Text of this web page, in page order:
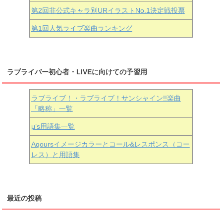
第2回非公式キャラ別URイラストNo.1決定戦投票
第1回人気ライブ楽曲ランキング
ラブライバー初心者・LIVEに向けての予習用
ラブライブ！・ラブライブ！サンシャイン!!楽曲
「略称」一覧
μ’s用語集一覧
Aqoursイメージカラーとコール&レスポンス（コー
レス）と用語集
最近の投稿